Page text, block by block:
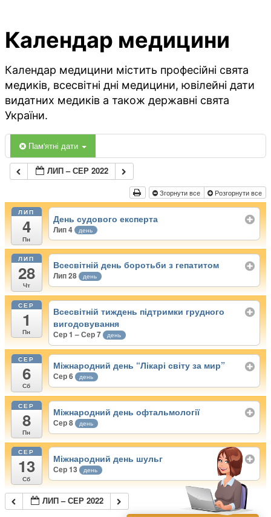
Календар медицини
Календар медицини містить професійні свята
медиків, всесвітні дні медицини, ювілейні дати
видатних медиків а також державні свята
України.
Пам'ятні дати
ЛИП – СЕР 2022
Згорнути все Розгорнути все
ЛИП
4
Пн
День судового експерта
Лип 4 день
ЛИП
28
Чт
Всесвітній день боротьби з гепатитом
Лип 28 день
СЕР
1
Пн
Всесвітній тиждень підтримки грудного
вигодовування
Сер 1 – Сер 7 день
СЕР
6
Сб
Міжнародний день “Лікарі світу за мир”
Сер 6 день
СЕР
8
Пн
Міжнародний день офтальмології
Сер 8 день
СЕР
13
Сб
Міжнародний день шульг
Сер 13 день
ЛИП – СЕР 2022